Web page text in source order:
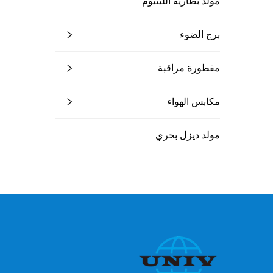
برج الضوء
مقطورة مراقبة
مكابس الهواء
مولد ديزل بحري